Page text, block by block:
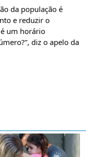
da população é
e reduzir o
é um horário
diz o apelo da